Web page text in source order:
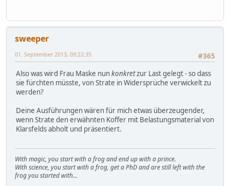
sweeper
#365
01. September 2013, 09:22:35
Also was wird Frau Maske nunkonkretzur Last gelegt - so dass
sie fürchten müsste, von Strate in Widersprüche verwickelt zu
werden?
Deine Ausführungen wären für mich etwas überzeugender,
wenn Strate den erwähnten Koffer mit Belastungsmaterial von
Klarsfelds abholt und präsentiert.
With magic, you start with a frog and end up with a prince.
With science, you start with a frog, get a PhD and are still left with the
frog you started with...